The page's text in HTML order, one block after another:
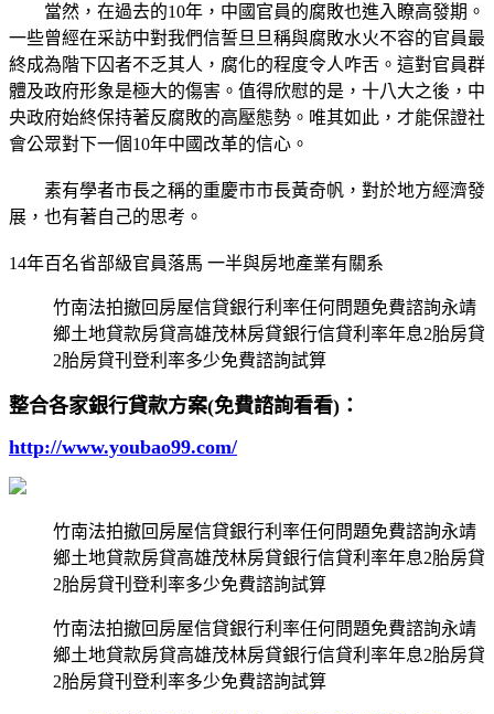
當然，在過去的10年，中國官員的腐敗也進入瞭高發期。
一些曾經在采訪中對我們信誓旦旦稱與腐敗水火不容的官員最
終成為階下囚者不乏其人，腐化的程度令人咋舌。這對官員群
體及政府形象是極大的傷害。值得欣慰的是，十八大之後，中
央政府始終保持著反腐敗的高壓態勢。唯其如此，才能保證社
會公眾對下一個10年中國改革的信心。
素有學者市長之稱的重慶市市長黃奇帆，對於地方經濟發
展，也有著自己的思考。
14年百名省部級官員落馬 一半與房地產業有關系
竹南法拍撤回房屋信貸銀行利率任何問題免費諮詢永靖
鄉土地貸款房貸高雄茂林房貸銀行信貸利率年息2胎房貸
2胎房貸刊登利率多少免費諮詢試算
整合各家銀行貸款方案(免費諮詢看看)：
http://www.youbao99.com/
竹南法拍撤回房屋信貸銀行利率任何問題免費諮詢永靖
鄉土地貸款房貸高雄茂林房貸銀行信貸利率年息2胎房貸
2胎房貸刊登利率多少免費諮詢試算
竹南法拍撤回房屋信貸銀行利率任何問題免費諮詢永靖
鄉土地貸款房貸高雄茂林房貸銀行信貸利率年息2胎房貸
2胎房貸刊登利率多少免費諮詢試算